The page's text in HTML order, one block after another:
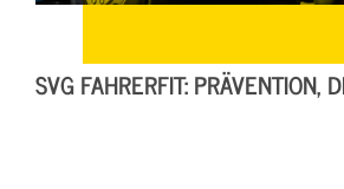
SVG FAHRERFIT: PRÄVENTION,